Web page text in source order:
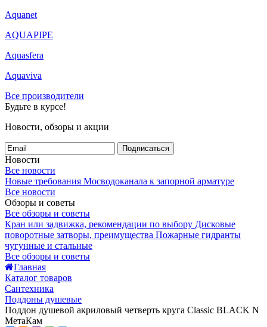
Aquanet
AQUAPIPE
Aquasfera
Aquaviva
Все производители
Будьте в курсе!
Новости, обзоры и акции
Подписаться
Новости
Все новости
Новые требования Мосводоканала к запорной арматуре
Все новости
Обзоры и советы
Все обзоры и советы
Кран или задвижка, рекомендации по выбору Дисковые
поворотные затворы, преимущества Пожарные гидранты
чугунные и стальные
Все обзоры и советы
Главная
Каталог товаров
Сантехника
Поддоны душевые
Поддон душевой акриловый четверть круга Classic BLACK N
МетаКам